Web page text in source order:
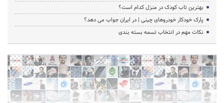
بهترین تاب کودک در منزل کدام است؟
پارک خودکار خودروهای چینی | در ایران جواب می دهد؟
نکات مهم در انتخاب تسمه بسته بندی